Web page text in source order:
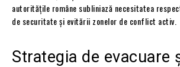
autoritățile române subliniază necesitatea
de securitate și evitării zonelor de conflict activ.
Strategia de evacuare